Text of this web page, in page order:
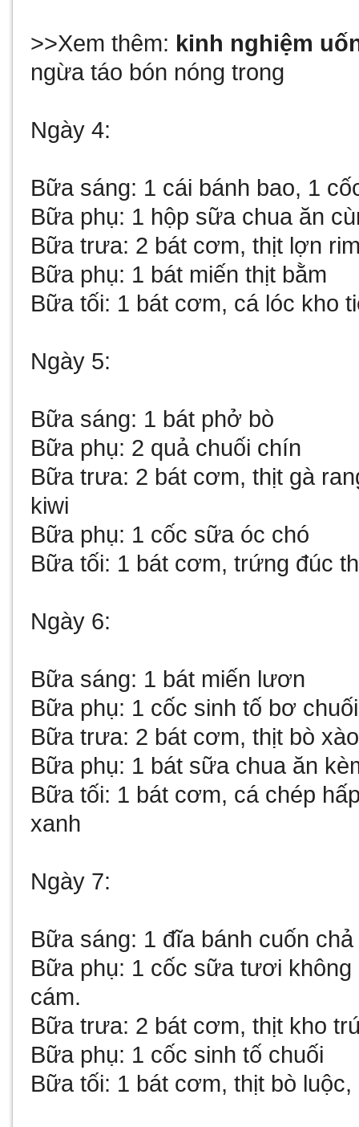
>>Xem thêm: kinh nghiệm
ngừa táo bón nóng trong
Ngày 4:
Bữa sáng: 1 cái bánh bao, 1
Bữa phụ: 1 hộp sữa chua ăn
Bữa trưa: 2 bát cơm, thịt lợn
Bữa phụ: 1 bát miến thịt bằm
Bữa tối: 1 bát cơm, cá lóc kho
Ngày 5:
Bữa sáng: 1 bát phở bò
Bữa phụ: 2 quả chuối chín
Bữa trưa: 2 bát cơm, thịt gà
kiwi
Bữa phụ: 1 cốc sữa óc chó
Bữa tối: 1 bát cơm, trứng đúc
Ngày 6:
Bữa sáng: 1 bát miến lươn
Bữa phụ: 1 cốc sinh tố bơ chuối
Bữa trưa: 2 bát cơm, thịt bò
Bữa phụ: 1 bát sữa chua ăn
Bữa tối: 1 bát cơm, cá chép
xanh
Ngày 7:
Bữa sáng: 1 đĩa bánh cuốn chả
Bữa phụ: 1 cốc sữa tươi
cám.
Bữa trưa: 2 bát cơm, thịt kho
Bữa phụ: 1 cốc sinh tố chuối
Bữa tối: 1 bát cơm, thịt bò